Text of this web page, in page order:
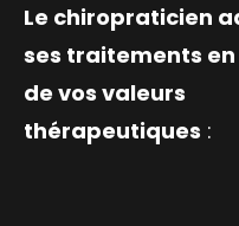
Le chiropraticien
ses traitements
de vos valeurs
thérapeutiques :